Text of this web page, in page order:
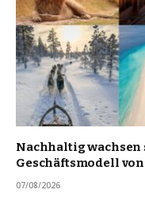
Nachhaltig wachsen
Geschäftsmodell
07/08/2026